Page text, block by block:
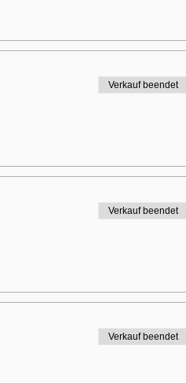
Verkauf beendet
Verkauf beendet
Verkauf beendet